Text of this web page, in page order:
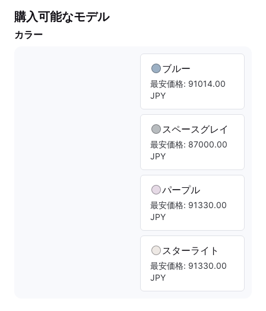
購入可能なモデル
カラー
ブルー
最安価格: 91014.00
JPY
スペースグレイ
最安価格: 87000.00
JPY
パープル
最安価格: 91330.00
JPY
スターライト
最安価格: 91330.00
JPY